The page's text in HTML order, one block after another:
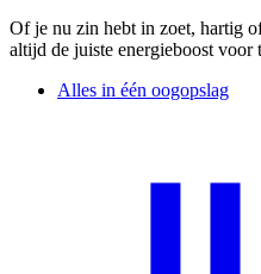
Of je nu zin hebt in zoet, hartig
altijd de juiste energieboost voor
Alles in één oogopslag